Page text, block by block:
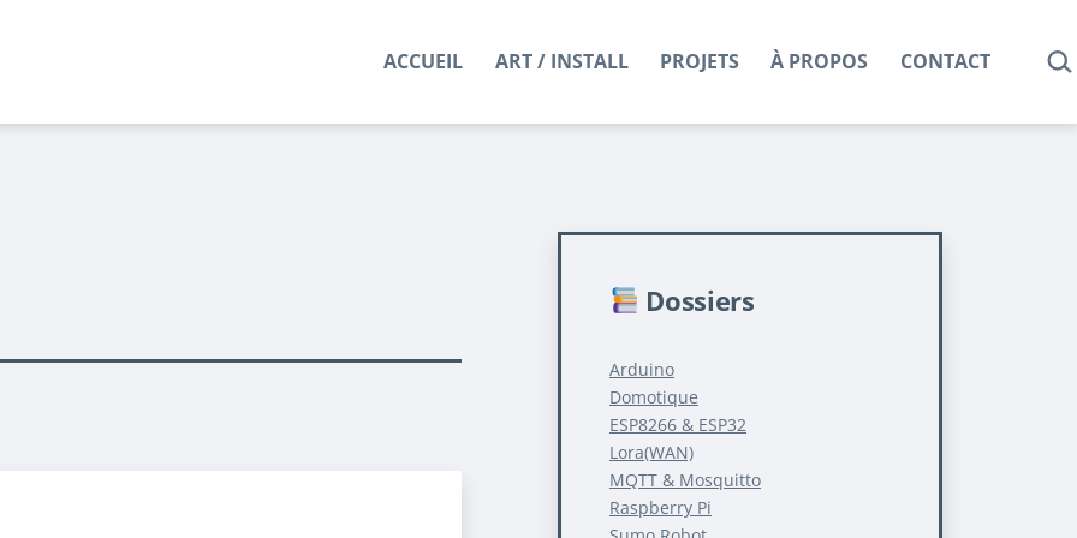
ACCUEIL ART / INSTALL PROJETS À PROPOS CONTACT
Dossiers
Arduino
Domotique
ESP8266 & ESP32
Lora(WAN)
MQTT & Mosquitto
Raspberry Pi